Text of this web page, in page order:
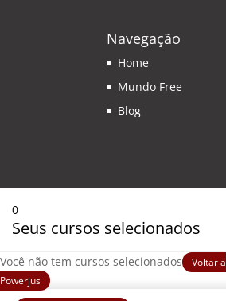
Navegação
Home
Mundo Free
Blog
0
Seus cursos selecionados
Você não tem cursos selecionados
Voltar a
Powerjus